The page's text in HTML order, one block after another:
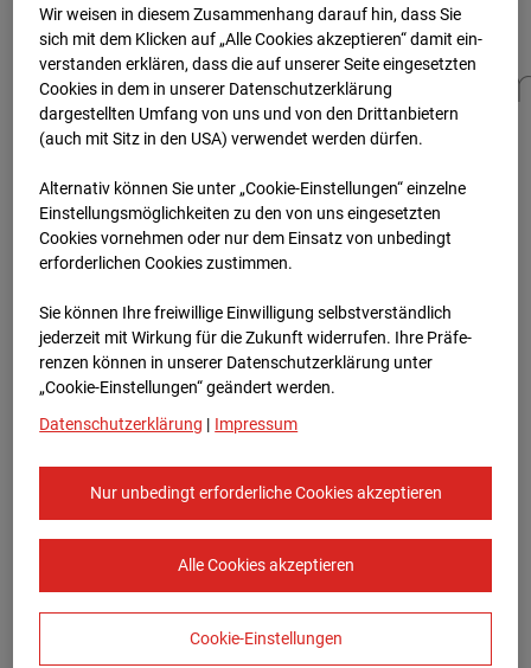
BC-173 - BV-
Oberursel
Lahnstraße, 61440 Oberursel
Zur Übersicht
Europe/Berlin
Wir weisen in diesem Zusammenhang darauf hin, dass Sie
sich mit dem Klicken auf „Alle Cookies akzeptieren“ damit ein­
ver­standen erklären, dass die auf unserer Seite eingesetzten
Cookies in dem in unserer Datenschutzerklärung
dargestellten Umfang von uns und von den Drittanbietern
(auch mit Sitz in den USA) verwendet werden dürfen.
Alternativ können Sie unter „Cookie-Einstellungen“ einzelne
Einstellungsmöglichkeiten zu den von uns eingesetzten
Cookies vornehmen oder nur dem Einsatz von unbedingt
erforderlichen Cookies zustimmen.
Sie können Ihre freiwillige Einwilligung selbstverständlich
jederzeit mit Wirkung für die Zukunft widerrufen. Ihre Prä­fe­
renzen können in unserer Datenschutzerklärung unter
„Cookie-Einstellungen“ geändert werden.
Datenschutzerklärung | Impressum
Nur unbedingt erforderliche Cookies akzeptieren
Alle Cookies akzeptieren
Cookie-Einstellungen